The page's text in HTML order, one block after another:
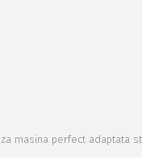
masina perfect adaptata